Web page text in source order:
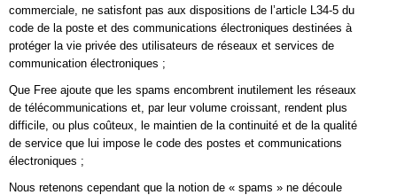
commerciale, ne satisfont pas aux dispositions de l’article L34-5 du
code de la poste et des communications électroniques destinées à
protéger la vie privée des utilisateurs de réseaux et services de
communication électroniques ;
Que Free ajoute que les spams encombrent inutilement les réseaux
de télécommunications et, par leur volume croissant, rendent plus
difficile, ou plus coûteux, le maintien de la continuité et de la qualité
de service que lui impose le code des postes et communications
électroniques ;
Nous retenons cependant que la notion de « spams » ne découle